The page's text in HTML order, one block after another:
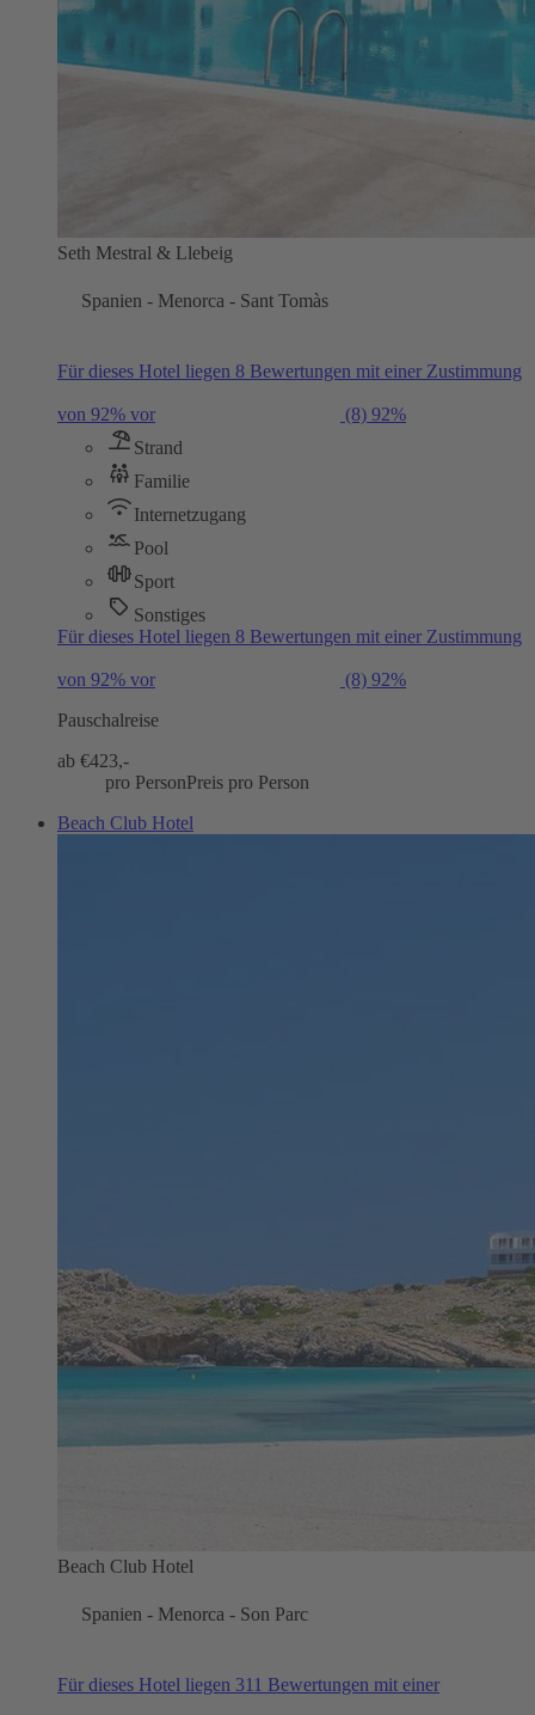
Seth Mestral & Llebeig
Spanien - Menorca - Sant Tomàs
Für dieses Hotel liegen 8 Bewertungen mit einer Zustimmung
von 92% vor (8) 92%
Strand
Familie
Internetzugang
Pool
Sport
Sonstiges
Für dieses Hotel liegen 8 Bewertungen mit einer Zustimmung
von 92% vor (8) 92%
Pauschalreise
ab €423,-
pro PersonPreis pro Person
Beach Club Hotel
Beach Club Hotel
Spanien - Menorca - Son Parc
Für dieses Hotel liegen 311 Bewertungen mit einer